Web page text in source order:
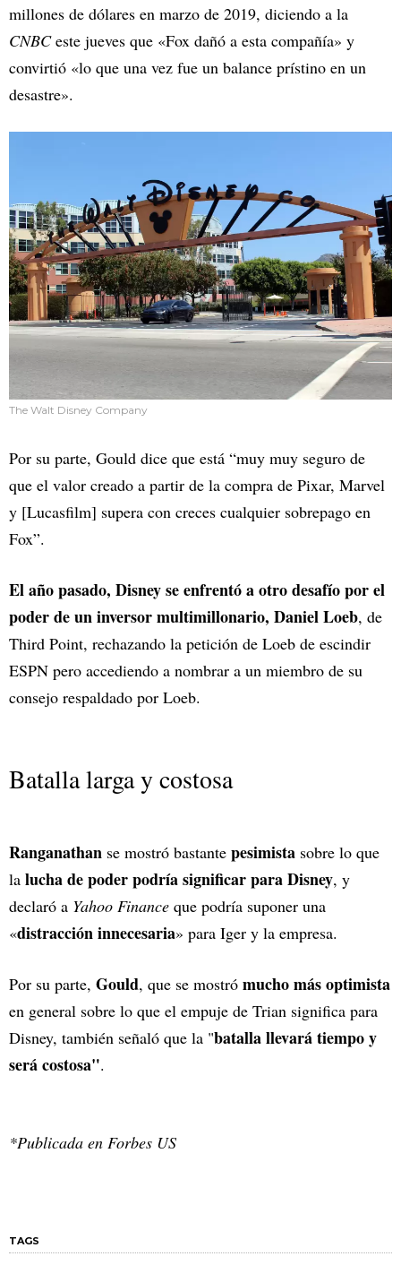
millones de dólares en marzo de 2019, diciendo a la
CNBCeste jueves que «Fox dañó a esta compañía» y
convirtió «lo que una vez fue un balance prístino en un
desastre».
The Walt Disney Company
Por su parte, Gould dice que está “muy muy seguro de
que el valor creado a partir de la compra de Pixar, Marvel
y [Lucasfilm] supera con creces cualquier sobrepago en
Fox”.
El año pasado, Disney se enfrentó a otro desafío por el
poder de un inversor multimillonario, Daniel Loeb, de
Third Point, rechazando la petición de Loeb de escindir
ESPN pero accediendo a nombrar a un miembro de su
consejo respaldado por Loeb.
Batalla larga y costosa
Ranganathan se mostró bastante pesimista sobre lo que
la lucha de poder podría significar para Disney, y
declaró a Yahoo Finance que podría suponer una
«distracción innecesaria» para Iger y la empresa.
Por su parte, Gould, que se mostró mucho más optimista
en general sobre lo que el empuje de Trian significa para
Disney, también señaló que la "batalla llevará tiempo y
será costosa".
*Publicada en Forbes US
TAGS